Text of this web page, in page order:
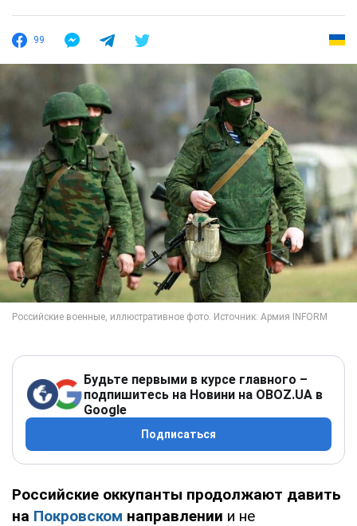
99
Будьте первыми в курсе главного –
подпишитесь на Новини на OBOZ.UA в
Google
Подписаться
Российские оккупанты продолжают давить
на Покровском направлении и не